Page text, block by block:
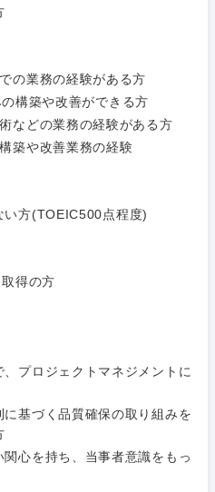
の業務の経験がある方
構築や改善ができる方
などの業務の経験がある方
築や改善業務の経験
い方(TOEIC500点程度)
得の方
、プロジェクトマネジメントに
に基づく品質確保の取り組みを
心を持ち、当事者意識をもっ
富山県